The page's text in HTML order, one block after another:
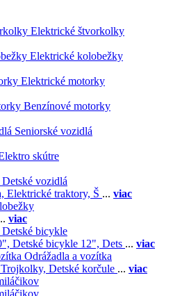
Elektrické štvorkolky
Elektrické kolobežky
Elektrické motorky
Benzínové motorky
Seniorské vozidlá
skútre
Detské vozidlá
Elektrické traktory, Š ... viac
viac
Detské bicykle
Detské bicykle 12", Dets ... viac
Odrážadla a vozítka
Trojkolky, Detské korčule ... viac